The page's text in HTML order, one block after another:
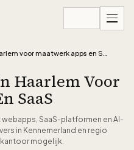
Haarlem Voor
SaaS
SaaS-platformen en AI-
in Kennemerland en regio
mogelijk.